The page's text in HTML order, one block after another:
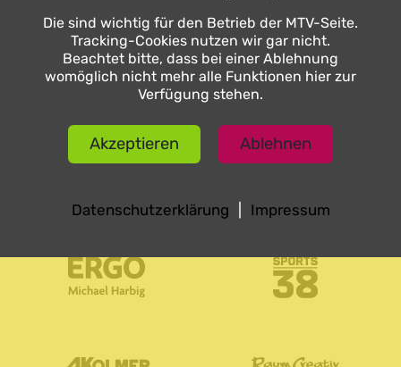
Sponsoren
Die sind wichtig für den Betrieb der MTV-Seite.
Tracking-Cookies nutzen wir gar nicht.
Beachtet bitte, dass bei einer Ablehnung
womöglich nicht mehr alle Funktionen hier zur
Verfügung stehen.
Akzeptieren Ablehnen
Datenschutzerklärung Impressum